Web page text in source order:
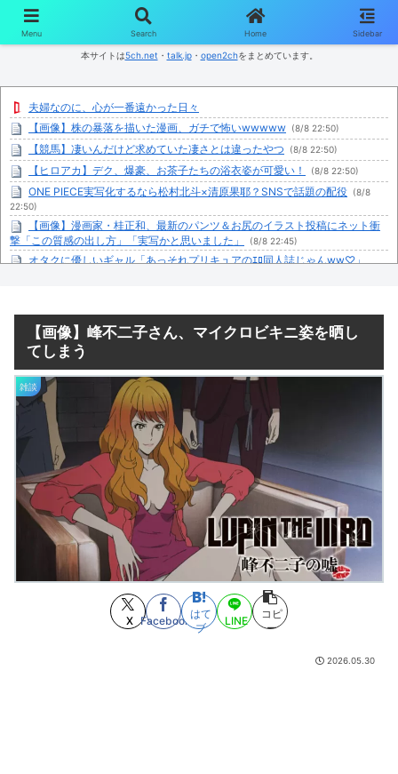
コンテンツへスキップ
本サイトは5ch.net ・ talk.jp・ open2chをまとめています。
夫婦なのに、心が一番遠かった日々
【画像】株の暴落を描いた漫画、ガチで怖いwwwww (8/8 22:50)
【競馬】凄いんだけど求めていた凄さとは違ったやつ (8/8 22:50)
【ヒロアカ】デク、爆豪、お茶子たちの浴衣姿が可愛い！ (8/8 22:50)
ONE PIECE実写化するなら松村北斗×清原果耶？SNSで話題の配役 (8/8
22:50)
【画像】漫画家・桂正和、最新のパンツ＆お尻のイラスト投稿にネット衝
撃「この質感の出し方」「実写かと思いました」
(8/8 22:45)
オタクに優しいギャル「あっそれプリキュアのｴﾛ同人誌じゃんww♡」
「おにぎりリヤカー」の美人が店舗をオープンwww (8/8 22:43)
都会にあるロピアってスーパー行ったら買い物カート借りるのに100円必
川上産業株式会社が10月よりプチプチ株式会社に社名変更
「モバイルバッテリー」発火か…大阪メトロ・中津駅で煙が充満し一時運
転見合わせ
(8/8 22:38)
炭治郎「片手ありません」 カナヲ「両目見えません」←どうやってセ○ク
スしたの？
(8/8 22:33)
【悲報】セブンイレブンのバイト「AIにちいかわの画像を食わせてっ
と………できた！」
(8/8 22:20)
「海に飛び込むか、俺とタイマンはるか」現金6万8000円を脅し取った18
歳の男を逮捕 (8/8 22:12)
【画像】原爆資料館でPTSDになる子供が増加。記憶の継承が危ぶまれる事
【悲報】学マスP、民度が終わりすぎて公式ライブでのフラスタ・楽屋花が
(8/8 22:00)
「あくまでクジャクの話です。」「ジェイエム」「この世界は不完全すぎ
る」「雷雷雷」「月刊少女野崎くん」「アオイホノオ」「峠鬼」など8月3週目
【画像】峰不二子さん、マイクロビキニ姿を晒し
てしまう
雑談
X Facebook
はて
ブ
LINE
コピ
ー
2026.05.30
Menu Search Home Sidebar